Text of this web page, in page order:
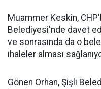
Muammer Keskin,
Belediyesi'nde davet
ve sonrasında da o
ihaleler alması
Gönen Orhan, Şişli